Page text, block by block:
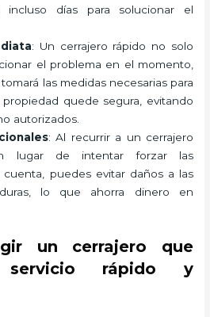
incluso días para solucionar el
: Un cerrajero rápido no solo
el problema en el momento,
las medidas necesarias para
quede segura, evitando
autorizados.
: Al recurrir a un cerrajero
lugar de intentar forzar las
cuenta, puedes evitar daños a las
lo que ahorra dinero en
un cerrajero que
rápido y